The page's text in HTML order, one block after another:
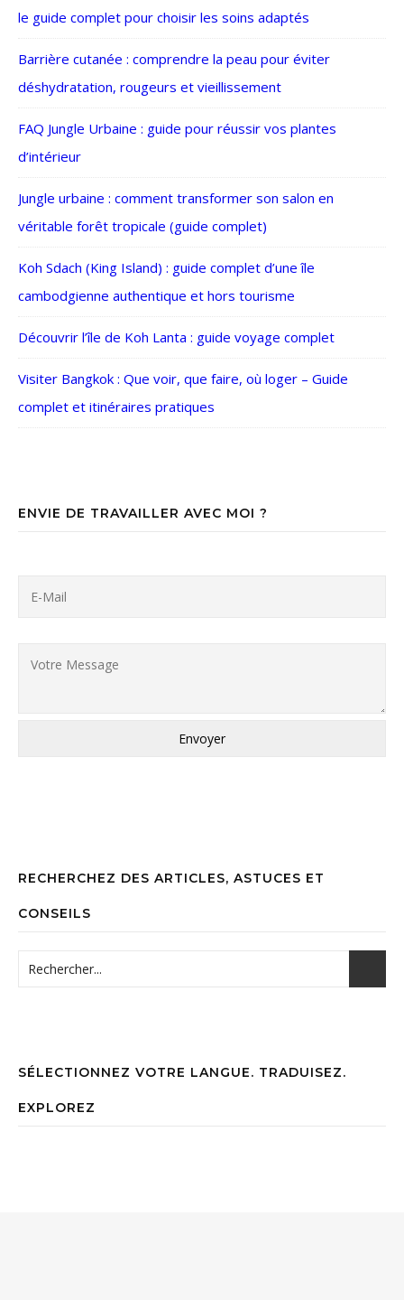
le guide complet pour choisir les soins adaptés
Barrière cutanée : comprendre la peau pour éviter
déshydratation, rougeurs et vieillissement
FAQ Jungle Urbaine : guide pour réussir vos plantes
d’intérieur
Jungle urbaine : comment transformer son salon en
véritable forêt tropicale (guide complet)
Koh Sdach (King Island) : guide complet d’une île
cambodgienne authentique et hors tourisme
Découvrir l’île de Koh Lanta : guide voyage complet
Visiter Bangkok : Que voir, que faire, où loger – Guide
complet et itinéraires pratiques
ENVIE DE TRAVAILLER AVEC MOI ?
RECHERCHEZ DES ARTICLES, ASTUCES ET
CONSEILS
SÉLECTIONNEZ VOTRE LANGUE. TRADUISEZ.
EXPLOREZ